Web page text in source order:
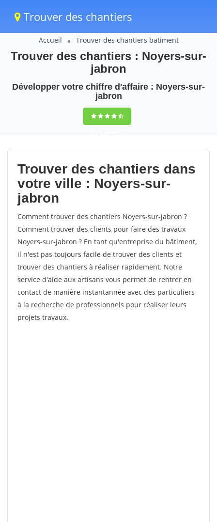
Trouver des chantiers
Accueil Trouver des chantiers batiment
Trouver des chantiers : Noyers-sur-
jabron
Développer votre chiffre d'affaire : Noyers-sur-
jabron
9,5(100%)71
votes
Trouver des chantiers dans
votre ville : Noyers-sur-
jabron
Comment trouver des chantiers Noyers-sur-jabron ?
Comment trouver des clients pour faire des travaux
Noyers-sur-jabron ? En tant qu'entreprise du bâtiment,
il n'est pas toujours facile de trouver des clients et
trouver des chantiers à réaliser rapidement. Notre
service d'aide aux artisans vous permet de rentrer en
contact de manière instantannée avec des particuliers
à la recherche de professionnels pour réaliser leurs
projets travaux.